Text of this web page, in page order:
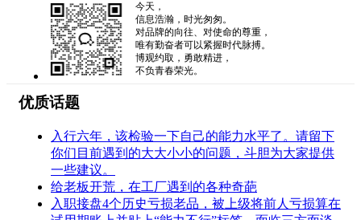
今天，
信息浩瀚，时光匆匆。
对品牌的向往、对使命的尊重，
唯有勤奋者可以紧握时代脉搏。
博观约取，勇敢精进，
不负青春荣光。
优质话题
入行六年，该检验一下自己的能力水平了。请留下
你们目前遇到的大大小小的问题，斗胆为大家提供
一些建议。
给老板开荒，在工厂遇到的各种奇葩
入职接盘4个历史亏损老品，被上级将前人亏损算在